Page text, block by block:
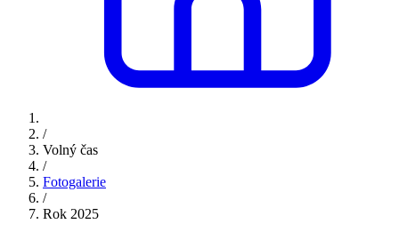
/
Volný čas
/
Fotogalerie
/
Rok 2025